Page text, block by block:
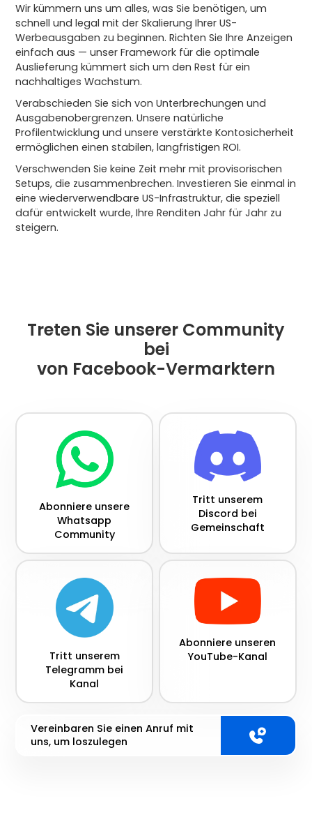
Wir kümmern uns um alles, was Sie benötigen, um
schnell und legal mit der Skalierung Ihrer US-
Werbeausgaben zu beginnen. Richten Sie Ihre Anzeigen
einfach aus — unser Framework für die optimale
Auslieferung kümmert sich um den Rest für ein
nachhaltiges Wachstum.
Verabschieden Sie sich von Unterbrechungen und
Ausgabenobergrenzen. Unsere natürliche
Profilentwicklung und unsere verstärkte Kontosicherheit
ermöglichen einen stabilen, langfristigen ROI.
Verschwenden Sie keine Zeit mehr mit provisorischen
Setups, die zusammenbrechen. Investieren Sie einmal in
eine wiederverwendbare US-Infrastruktur, die speziell
dafür entwickelt wurde, Ihre Renditen Jahr für Jahr zu
steigern.
Treten Sie unserer Community
bei
von Facebook-Vermarktern
Abonniere unsere
Whatsapp
Community
Tritt unserem
Discord bei
Gemeinschaft
Tritt unserem
Telegramm bei
Kanal
Abonniere unseren
YouTube-Kanal
Vereinbaren Sie einen Anruf mit
uns, um loszulegen